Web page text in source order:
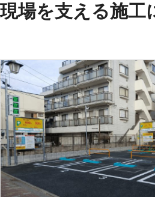
現場を支える施工